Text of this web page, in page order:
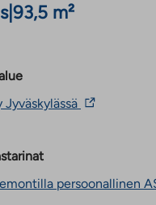
|93,5 m²
Jyväskylässä Linkki
aukeaa
uuteen
persoonallinen